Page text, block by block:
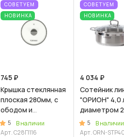
СОВЕТУЕМ
НОВИНКА
745 ₽
Крышка стеклянная
плоская 280мм, с
ободом и
пароотводом из
силикона и
5
В наличии
Арт.С28П116
СОВЕТУЕМ
НОВИНКА
4 034 ₽
Сотейник
"ОРИОН" 4,0
диаметром
со
крышкой
5
В наличии
Арт.ORN-